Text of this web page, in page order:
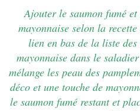
Ajouter le saumon fumé
mayonnaise selon la
lien en bas de la liste
mayonnaise dans le
mélange les peau des
déco et une touche de
le saumon fumé restant et